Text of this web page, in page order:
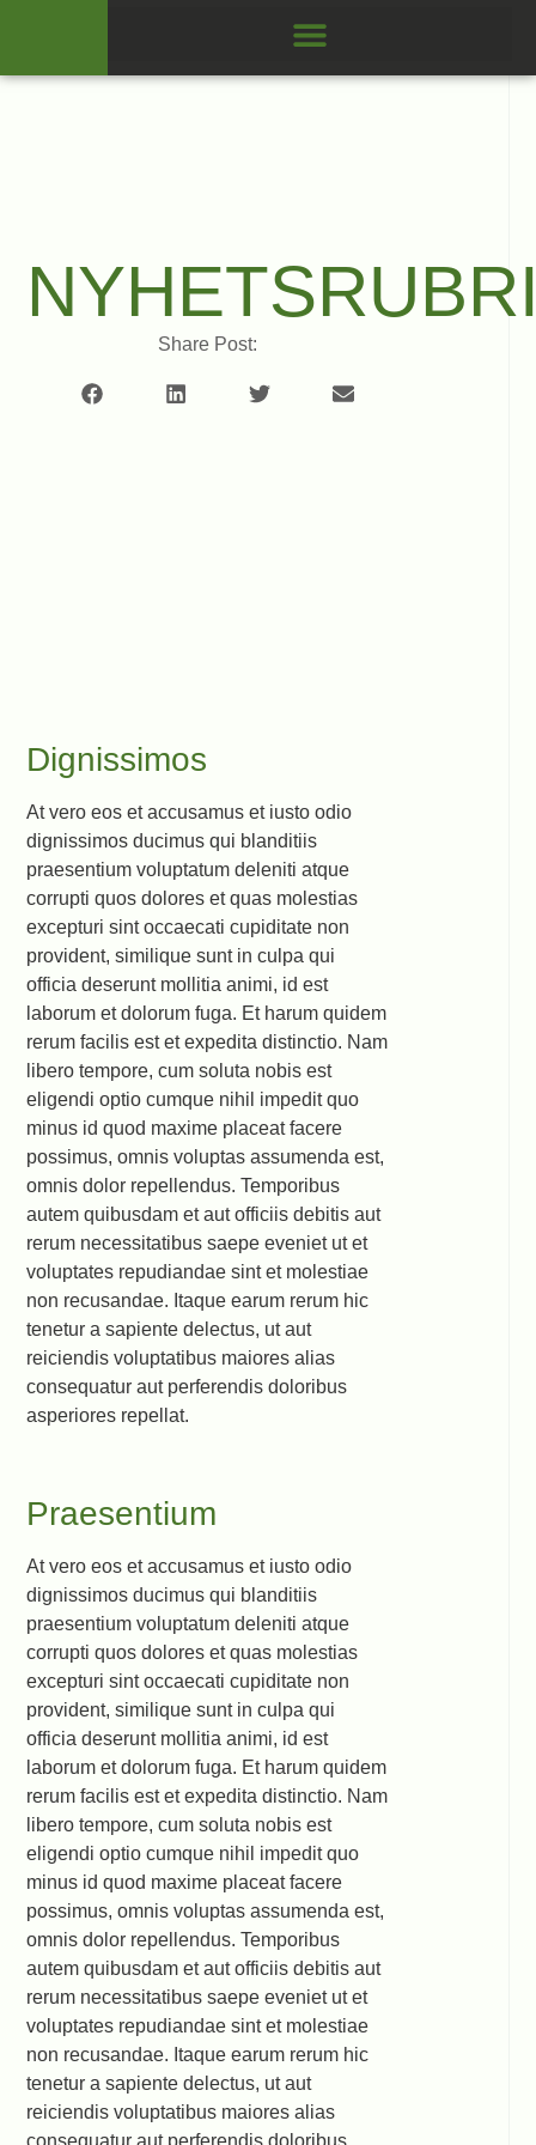
Share Post:
Dignissimos
At vero eos et accusamus et iusto odio
dignissimos ducimus qui blanditiis
praesentium voluptatum deleniti atque
corrupti quos dolores et quas molestias
excepturi sint occaecati cupiditate non
provident, similique sunt in culpa qui
officia deserunt mollitia animi, id est
laborum et dolorum fuga. Et harum quidem
rerum facilis est et expedita distinctio. Nam
libero tempore, cum soluta nobis est
eligendi optio cumque nihil impedit quo
minus id quod maxime placeat facere
possimus, omnis voluptas assumenda est,
omnis dolor repellendus. Temporibus
autem quibusdam et aut officiis debitis aut
rerum necessitatibus saepe eveniet ut et
voluptates repudiandae sint et molestiae
non recusandae. Itaque earum rerum hic
tenetur a sapiente delectus, ut aut
reiciendis voluptatibus maiores alias
consequatur aut perferendis doloribus
asperiores repellat.
Praesentium
At vero eos et accusamus et iusto odio
dignissimos ducimus qui blanditiis
praesentium voluptatum deleniti atque
corrupti quos dolores et quas molestias
excepturi sint occaecati cupiditate non
provident, similique sunt in culpa qui
officia deserunt mollitia animi, id est
laborum et dolorum fuga. Et harum quidem
rerum facilis est et expedita distinctio. Nam
libero tempore, cum soluta nobis est
eligendi optio cumque nihil impedit quo
minus id quod maxime placeat facere
possimus, omnis voluptas assumenda est,
omnis dolor repellendus. Temporibus
autem quibusdam et aut officiis debitis aut
rerum necessitatibus saepe eveniet ut et
voluptates repudiandae sint et molestiae
non recusandae. Itaque earum rerum hic
tenetur a sapiente delectus, ut aut
reiciendis voluptatibus maiores alias
consequatur aut perferendis doloribus